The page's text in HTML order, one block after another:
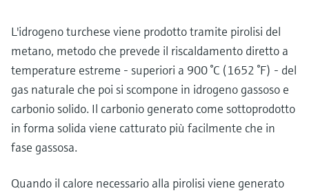
L'idrogeno turchese viene prodotto tramite pirolisi del
metano, metodo che prevede il riscaldamento diretto a
temperature estreme - superiori a 900 °C (1652 °F) - del
gas naturale che poi si scompone in idrogeno gassoso e
carbonio solido. Il carbonio generato come sottoprodotto
in forma solida viene catturato più facilmente che in
fase gassosa.
Quando il calore necessario alla pirolisi viene generato